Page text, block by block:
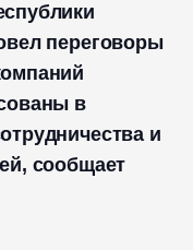
переговоры
в
и
сообщает